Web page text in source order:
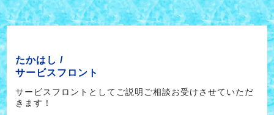
たかはし /
サービスフロント
サービスフロントとしてご説明ご相談お受けさせていただ
きます！